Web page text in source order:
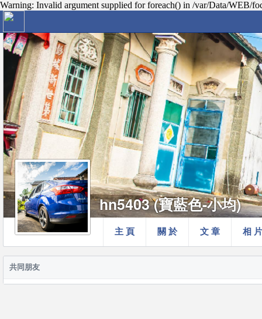
Warning: Invalid argument supplied for foreach() in /var/Data/WEB/
主 頁 關 於 文 章 相 片
hn5403 (寶藍色-小均)
共同朋友